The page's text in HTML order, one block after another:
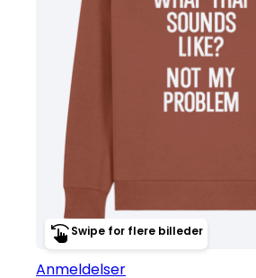
Swipe for flere billeder
Anmeldelser